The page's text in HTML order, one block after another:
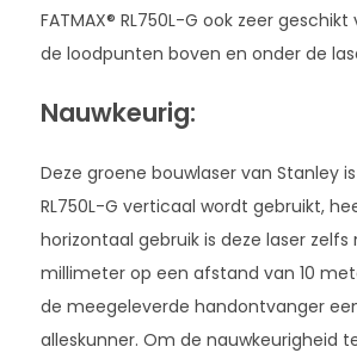
FATMAX® RL750L-G ook zeer
de loodpunten boven en onder de
Nauwkeurig:
Deze groene bouwlaser van Stanley
RL750L-G verticaal wordt gebruikt,
horizontaal gebruik is deze laser
millimeter op een afstand van 10
de meegeleverde handontvanger
alleskunner. Om de nauwkeurigheid